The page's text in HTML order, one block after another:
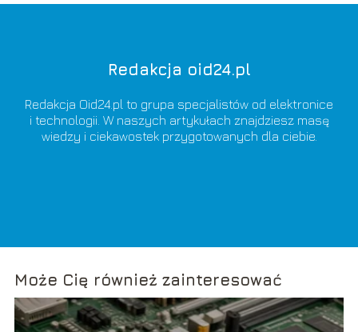
Redakcja oid24.pl
Redakcja Oid24.pl to grupa specjalistów od elektronice
i technologii. W naszych artykułach znajdziesz masę
wiedzy i ciekawostek przygotowanych dla ciebie.
Może Cię również zainteresować